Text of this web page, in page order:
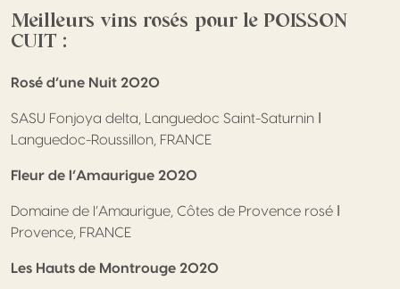
Meilleurs vins rosés pour le POISSON
CUIT :
Rosé d’une Nuit 2020
SASU Fonjoya delta, Languedoc Saint-Saturnin ǀ
Languedoc-Roussillon, FRANCE
Fleur de l’Amaurigue 2020
Domaine de l’Amaurigue, Côtes de Provence rosé ǀ
Provence, FRANCE
Les Hauts de Montrouge 2020